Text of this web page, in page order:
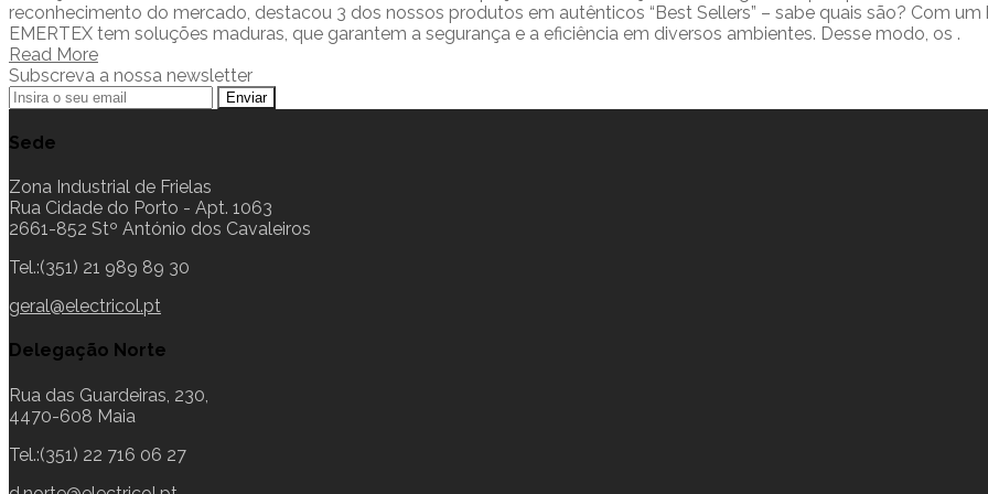
reconhecimento do mercado, destacou 3 dos nossos produtos em autênticos “Best Sellers” – sabe quais são? Com
EMERTEX tem soluções maduras, que garantem a segurança e a eficiência em diversos ambientes. Desse modo, os .
Read More
Subscreva a nossa newsletter
Sede
Zona Industrial de Frielas
Rua Cidade do Porto - Apt. 1063
2661-852 Stº António dos Cavaleiros
Tel.:(351) 21 989 89 30
geral@electricol.pt
Delegação Norte
Rua das Guardeiras, 230,
4470-608 Maia
Tel.:(351) 22 716 06 27